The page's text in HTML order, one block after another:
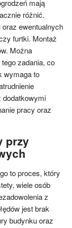
mają
różnić.
ewentualnych
furtki. Montaż
Można
zadania, co
wymaga to
dodatkowymi
pracy oraz
przy
to proces, który
wiele osób
z
jest brak
budynku oraz